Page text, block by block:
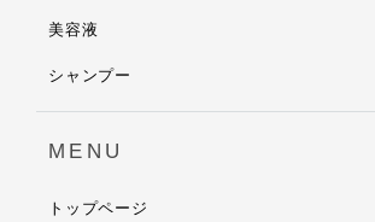
美容液
シャンプー
MENU
トップページ